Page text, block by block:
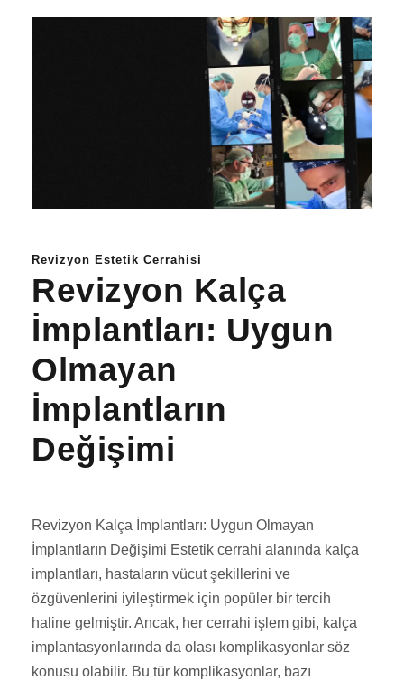
Revizyon Estetik Cerrahisi
Revizyon Kalça
İmplantları: Uygun
Olmayan
İmplantların
Değişimi
Revizyon Kalça İmplantları: Uygun Olmayan
İmplantların Değişimi Estetik cerrahi alanında kalça
implantları, hastaların vücut şekillerini ve
özgüvenlerini iyileştirmek için popüler bir tercih
haline gelmiştir. Ancak, her cerrahi işlem gibi, kalça
implantasyonlarında da olası komplikasyonlar söz
konusu olabilir. Bu tür komplikasyonlar, bazı